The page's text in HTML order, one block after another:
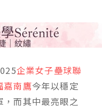
企業女子壘球聯
嘉南鷹今年以穩定
而其中最亮眼之